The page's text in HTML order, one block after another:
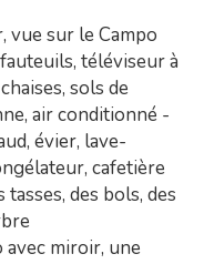
vue sur le Campo
téléviseur à
sols de
air conditionné -
évier, lave-
cafetière
tasses, des bols, des
avec miroir, une